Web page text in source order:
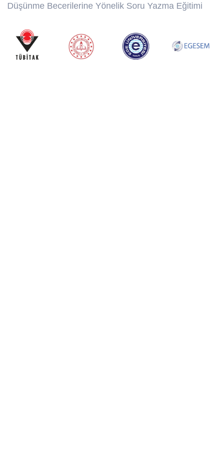
Düşünme Becerilerine Yönelik Soru Yazma Eğitimi